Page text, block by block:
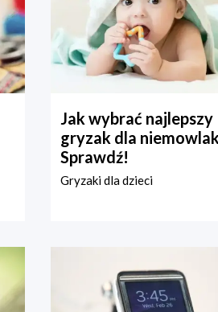
Jak wybrać najlepszy
gryzak dla
Sprawdź!
Gryzaki dla dzieci